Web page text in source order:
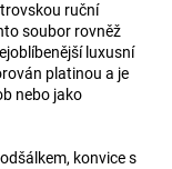
ruční
soubor rovněž
luxusní
platinou a je
nebo jako
konvice s